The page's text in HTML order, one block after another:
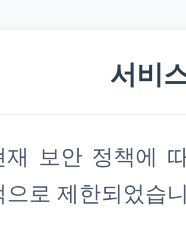
서비
재 보안 정책에
으로 제한되었습